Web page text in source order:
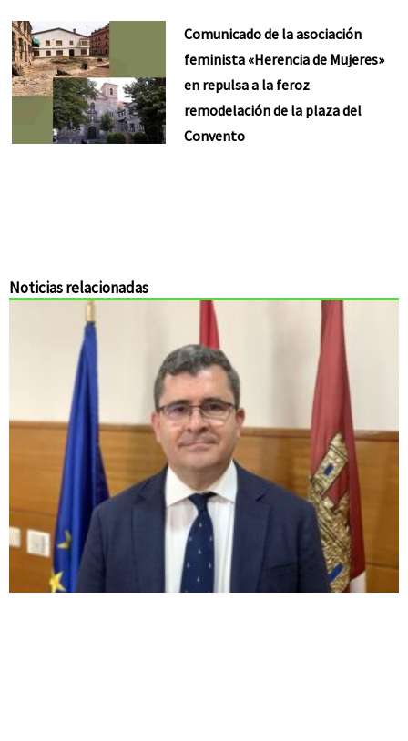
Comunicado de la asociación
feminista «Herencia de Mujeres»
en repulsa a la feroz
remodelación de la plaza del
Convento
Noticias relacionadas